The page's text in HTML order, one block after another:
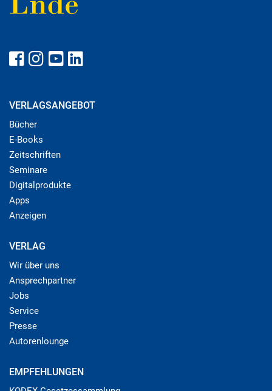
VERLAGSANGEBOT
Bücher
E-Books
Zeitschriften
Seminare
Digitalprodukte
Apps
Anzeigen
VERLAG
Wir über uns
Ansprechpartner
Jobs
Service
Presse
Autorenlounge
EMPFEHLUNGEN